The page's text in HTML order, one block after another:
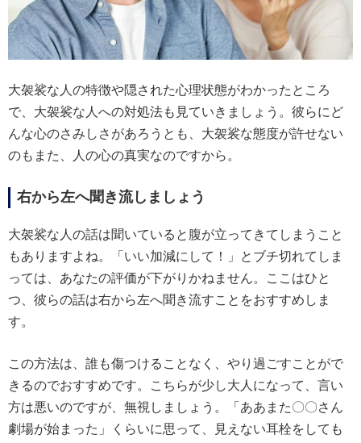
大袈裟な人の特徴や隠された心理状態がわかったところ
で、大袈裟な人への対処法も見ていきましょう。彼らにど
んな心のさみしさがあろうとも、大袈裟な態度が許せない
のもまた、人の心の真実なのですから。
右から左へ聞き流しましょう
大袈裟な人の話は聞いていると腹が立ってきてしまうこと
もありますよね。「いい加減にして！」とブチ切れてしま
っては、あなたの評価が下がりかねません。ここはひと
つ、彼らの話は右から左へ聞き流すことをおすすめしま
す。
この方法は、誰も傷つけることなく、やり過ごすことがで
きるのでおすすめです。こちらが少し大人になって、言い
方は悪いのですが、無視しましょう。「ああまた〇〇さん
劇場が始まった」くらいに思って、見えない耳栓をしても